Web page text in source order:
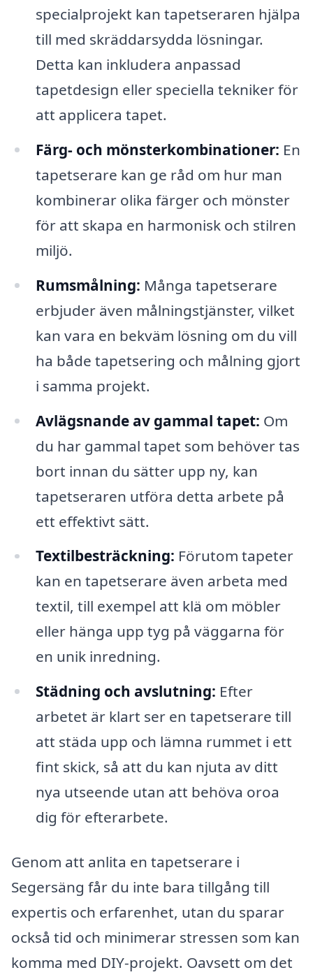
specialprojekt kan tapetseraren hjälpa
till med skräddarsydda lösningar.
Detta kan inkludera anpassad
tapetdesign eller speciella tekniker för
att applicera tapet.
Färg- och mönsterkombinationer: En
tapetserare kan ge råd om hur man
kombinerar olika färger och mönster
för att skapa en harmonisk och stilren
miljö.
Rumsmålning: Många tapetserare
erbjuder även målningstjänster, vilket
kan vara en bekväm lösning om du vill
ha både tapetsering och målning gjort
i samma projekt.
Avlägsnande av gammal tapet: Om
du har gammal tapet som behöver tas
bort innan du sätter upp ny, kan
tapetseraren utföra detta arbete på
ett effektivt sätt.
Textilbesträckning: Förutom tapeter
kan en tapetserare även arbeta med
textil, till exempel att klä om möbler
eller hänga upp tyg på väggarna för
en unik inredning.
Städning och avslutning: Efter
arbetet är klart ser en tapetserare till
att städa upp och lämna rummet i ett
fint skick, så att du kan njuta av ditt
nya utseende utan att behöva oroa
dig för efterarbete.
Genom att anlita en tapetserare i
Segersäng får du inte bara tillgång till
expertis och erfarenhet, utan du sparar
också tid och minimerar stressen som kan
komma med DIY-projekt. Oavsett om det